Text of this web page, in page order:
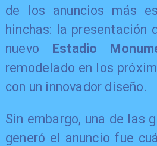
de los anuncios más
hinchas: la presentación
nuevo Estadio
remodelado en los
con un innovador diseño.
Sin embargo, una de las
generó el anuncio fue